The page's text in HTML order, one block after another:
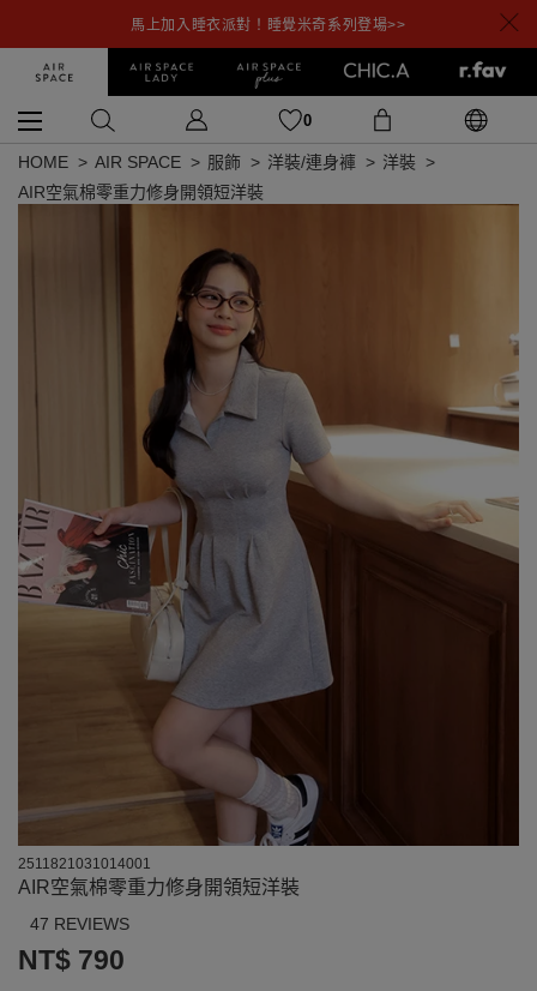
馬上加入睡衣派對！睡覺米奇系列登場>>
0
HOME AIR SPACE 服飾 洋裝/連身褲
洋裝
AIR空氣棉零重力修身開領短洋裝
2511821031014001
AIR空氣棉零重力修身開領短洋裝
47 REVIEWS
NT$ 790